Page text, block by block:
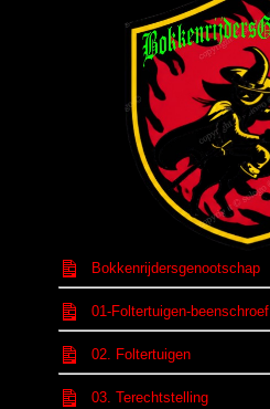
Bokkenrijdersgenootschap
01-Foltertuigen-beenschroef
02. Foltertuigen
03. Terechtstelling